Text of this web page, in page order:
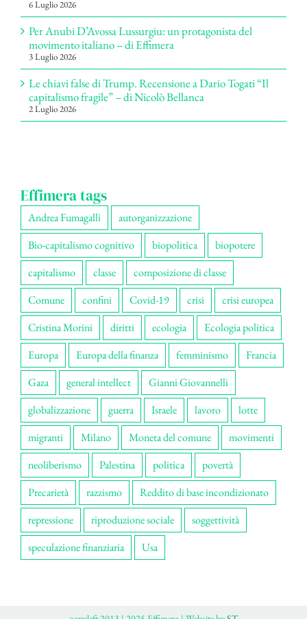
6 Luglio 2026
Per Anubi D’Avossa Lussurgiu: un protagonista del
movimento italiano – di Effimera
3 Luglio 2026
Le chiavi false di Trump. Recensione a Dario Togati “Il
capitalismo fragile” – di Nicolò Bellanca
2 Luglio 2026
Effimera tags
Andrea Fumagalli
autorganizzazione
Bio-capitalismo cognitivo
biopolitica
biopotere
capitalismo
classe
composizione di classe
Comune
confini Covid-19 crisi
crisi europea
Cristina Morini
diritti ecologia
Ecologia politica
Europa
Europa della finanza femminismo
Francia
Gaza
general intellect
Gianni Giovannelli
globalizzazione
guerra Israele lavoro
lotte
migranti
Milano Moneta del comune
movimenti
neoliberismo
Palestina politica
povertà
Precarietà
razzismo
Reddito di base incondizionato
repressione
riproduzione sociale
soggettività
speculazione finanziaria
Usa